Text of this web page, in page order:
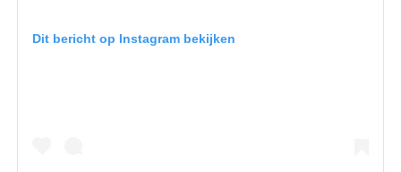
Dit bericht op Instagram bekijken